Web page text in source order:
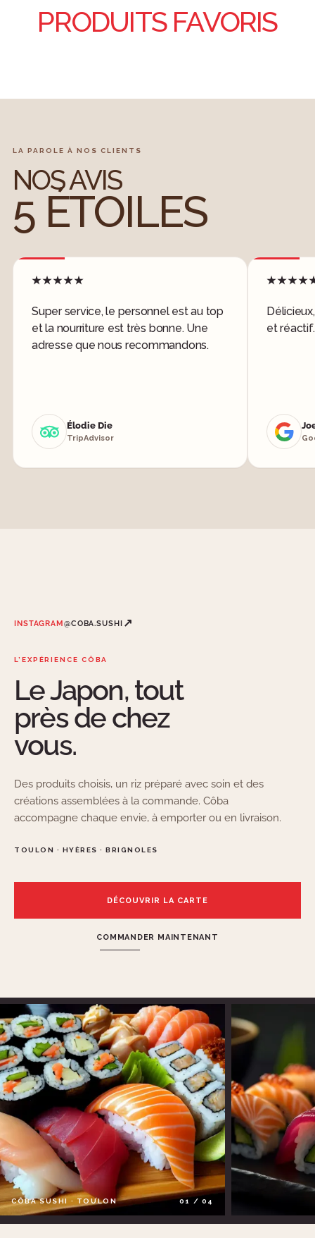
PRODUITS FAVORIS
LA PAROLE À NOS CLIENTS
NOS AVIS
5 ÉTOILES
★★★★★
Super service, le personnel est au top
et la nourriture est très bonne. Une
adresse que nous recommandons.
Élodie Die
TripAdvisor
et
CÔBA SUSHI · TOULON
INSTAGRAM@COBA.SUSHI
L’EXPÉRIENCE CÔBA
Le Japon, tout
près de chez
vous.
Des produits choisis, un riz préparé avec soin et des
créations assemblées à la commande. Côba
accompagne chaque envie, à emporter ou en livraison.
TOULON · HYÈRES · BRIGNOLES
DÉCOUVRIR LA CARTE
COMMANDER MAINTENANT